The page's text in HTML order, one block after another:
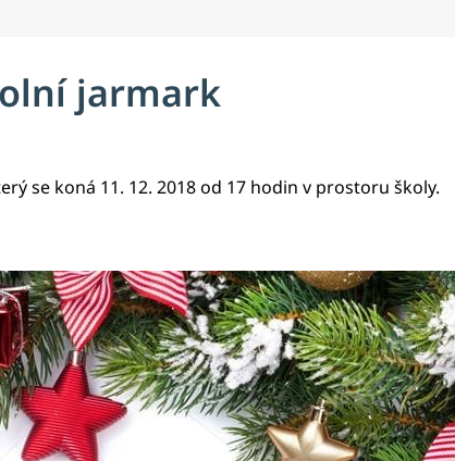
jarmark
se koná 11. 12. 2018 od 17 hodin v prostoru školy.